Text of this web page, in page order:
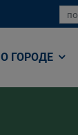
О ГОРОДЕ